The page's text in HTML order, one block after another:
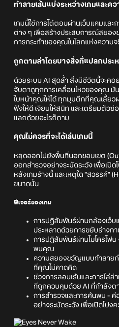
ทำลายเส้นแบ่งระหว่างเกมและคว
เกมนี้ใช้การโต้ตอบผ่านเว็บแคมแล
ต่าง ๆ เพื่อสร้างประสบการณ์สยอ
การกระทำของคุณในโลกแห่งความ
ถูกตามล่าโดยบางสิ่งที่แปลกประ
ด้วยระบบ AI สุดล้ำ สิ่งมีชีวิตนี้จะคอ
จับตาดูทุกการเคลื่อนไหวของคุณ มัน
ใบหน้าคุณให้ได้ ทุกมุมตึกที่คุณเลี้ยว
ฟังให้ดี เงียบให้สนิท และเตรียมตัวซ่
แลกด้วยอะไรก็ตาม
คุณไม่ควรที่จะได้เล่นเกมนี้
หลุดออกไปยังพื้นที่นอกขอบเขต
ออกสำรวจอย่างระมัดระวัง เพื่อเปิ
หลังเกมร้างนี้ และเหตุใด "สวรรค์"
ขนาดนั้น
ฟีเจอร์ของเกม
การปฏิสัมพันธ์ผ่านกล้องเว็
ประหลาดด้วยการขยับร่างก
การปฏิสัมพันธ์ผ่านไมโครโฟน
พบคุณ
ความสยองขวัญแบบทำลาย
ที่คุณไม่คาดคิด
ช่วงการลอบเร้นและการไล่ล่
ที่ถูกควบคุมด้วย AI ที่กำลัง
การสำรวจและการค้นพบ - ค่
อย่างระมัดระวัง เพื่อเปิดโป